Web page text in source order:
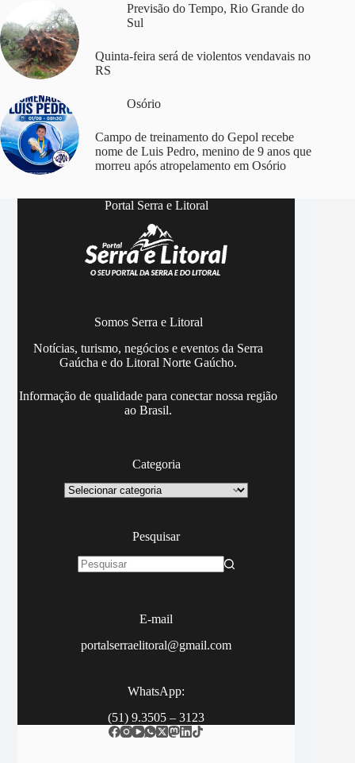
Previsão do Tempo, Rio Grande do
Sul
Quinta-feira será de violentos vendavais no
RS
Osório
Campo de treinamento do Gepol recebe
nome de Luis Pedro, menino de 9 anos que
morreu após atropelamento em Osório
Portal Serra e Litoral
Somos Serra e Litoral
Notícias, turismo, negócios e eventos da Serra
Gaúcha e do Litoral Norte Gaúcho.
Informação de qualidade para conectar nossa região
ao Brasil.
Categoria
Categoria
Pesquisar
E-mail
portalserraelitoral@gmail.com
WhatsApp:
(51) 9.3505 – 3123